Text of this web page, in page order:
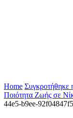
Home Συγκροτήθηκε
Ποιότητα Ζωής σε
44e5-b9ee-